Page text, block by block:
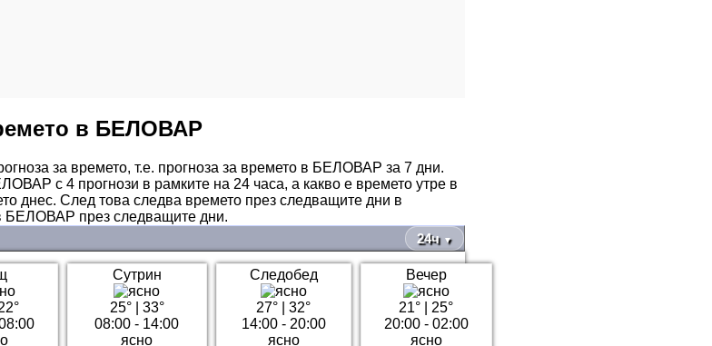
в БЕЛОВАР
за времето, т.е. прогноза за времето в БЕЛОВАР за 7 дни.
с 4 прогнози в рамките на 24 часа, а какво е времето утре в
днес. След това следва времето през следващите дни в
БЕЛОВАР през следващите дни.
24ч ▼
Сутрин
25°| 33°
08:00 - 14:00
ясно
Следобед
27°
32°
14:00 - 20:00
ясно
Вечер
21°
25°
20:00 - 02:00
ясно